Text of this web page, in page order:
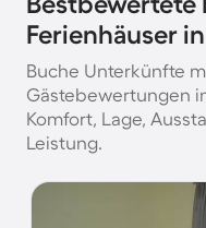
Ferienhäuser
Buche Unterkünfte
Gästebewertungen
Komfort, Lage,
Leistung.